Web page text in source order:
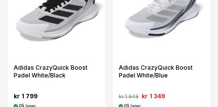
Adidas CrazyQuick Boost
Padel White/Black
kr 1 799
Adidas CrazyQuick Boost
Padel White/Blue
kr 1 949 kr 1 349